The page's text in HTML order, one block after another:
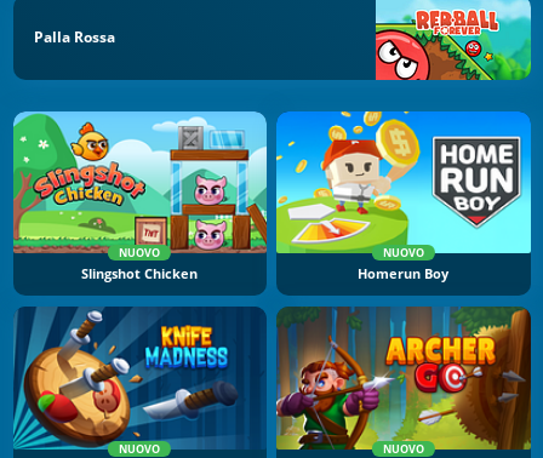
Palla Rossa
NUOVO
Slingshot Chicken
NUOVO
Homerun Boy
NUOVO NUOVO